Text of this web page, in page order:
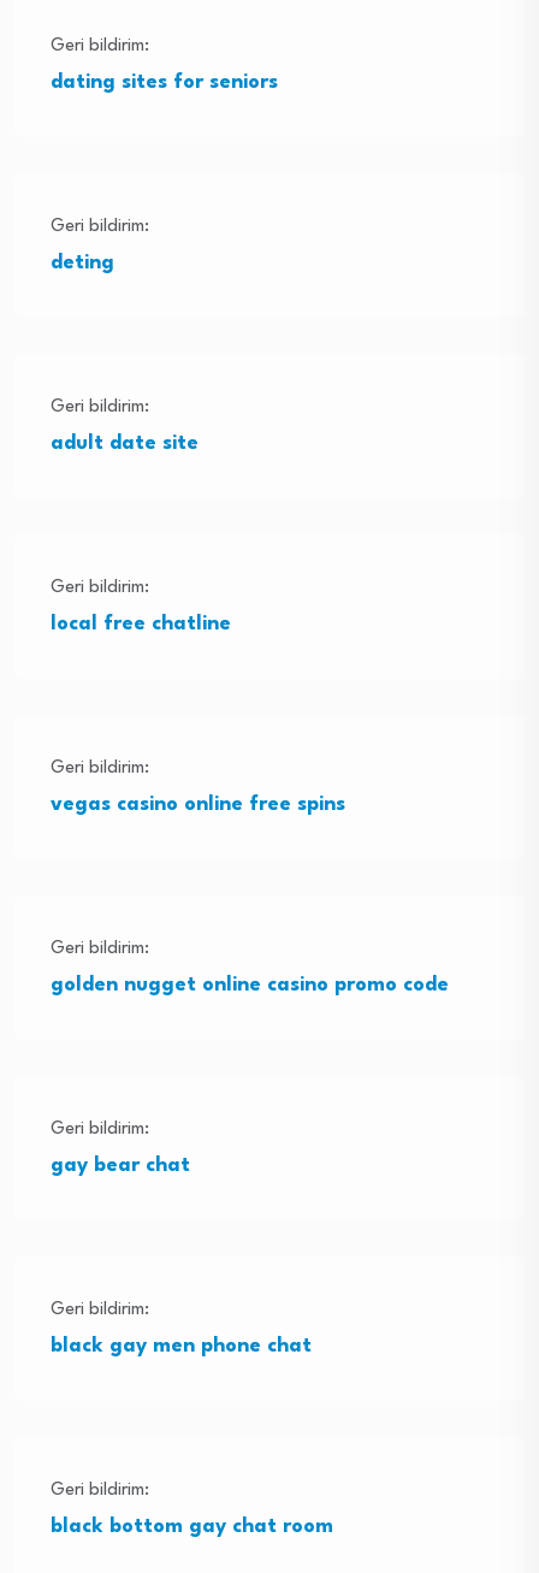
Geri bildirim:
dating sites for seniors
Geri bildirim:
deting
Geri bildirim:
adult date site
Geri bildirim:
local free chatline
Geri bildirim:
vegas casino online free spins
Geri bildirim:
golden nugget online casino promo code
Geri bildirim:
gay bear chat
Geri bildirim:
black gay men phone chat
Geri bildirim:
black bottom gay chat room